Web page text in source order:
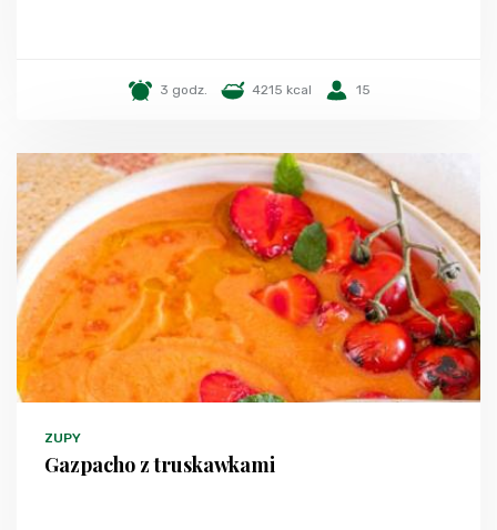
3 godz. 4215 kcal 15
ZUPY
Gazpacho z truskawkami